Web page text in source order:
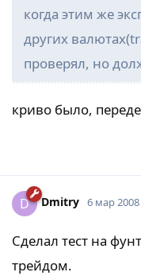
когда этим же
других
проверял, но
криво было,
D Dmitry 6 мар 2008
Сделал тест на
трейдом.